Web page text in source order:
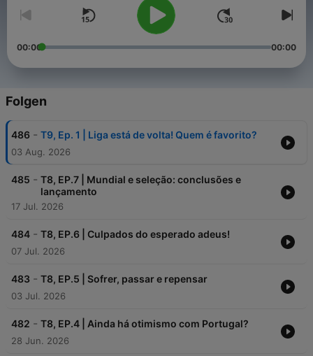
00:00 00:00
Folgen
486 - T9, Ep. 1 | Liga está de volta! Quem é favorito?
03 Aug. 2026
485 - T8, EP.7 | Mundial e seleção: conclusões e
lançamento
17 Jul. 2026
484 - T8, EP.6 | Culpados do esperado adeus!
07 Jul. 2026
483 - T8, EP.5 | Sofrer, passar e repensar
03 Jul. 2026
482 - T8, EP.4 | Ainda há otimismo com Portugal?
28 Jun. 2026